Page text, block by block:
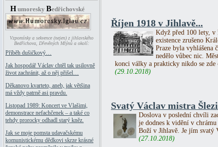
H umoresky Bedřichovské
Vzpomínky a sekvence (nejen) z jihlavského
Bedřichova, Dřevěných Mlýnů a okolí:
Příběh dušičkový…
Jak hospodář Václav chtěl tak usilovně
život zachránit, až o něj přišel…
Děkanovo kvarteto, aneb, jak většina
má vždy patrně asi pravdu.
Listopad 1989: Koncert ve Vlašimi,
demonstrace nefachčenek – a také co
tehdy prorocky odhadl starý kněz.
Jak se moje pomsta udavačskému
komunistickému dědkovi skrze krásné
Říjen 1918 v Jihlavě...
Když před 100 lety,
existence zrušeno
Praze byla vyhlášena
nedělo vůbec nic.
konci války a prakticky nikdo se zde
(29.10.2018)
Svatý Václav mistra
Doslova v poslední chvíli
je dodnes k vidění v
Boží v Jihlavě. Je jím svatý
(27.10.2018)